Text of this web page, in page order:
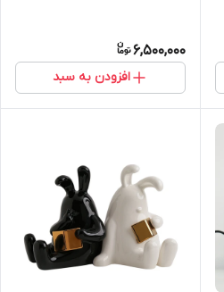
6,500,000
افزودن به سبد